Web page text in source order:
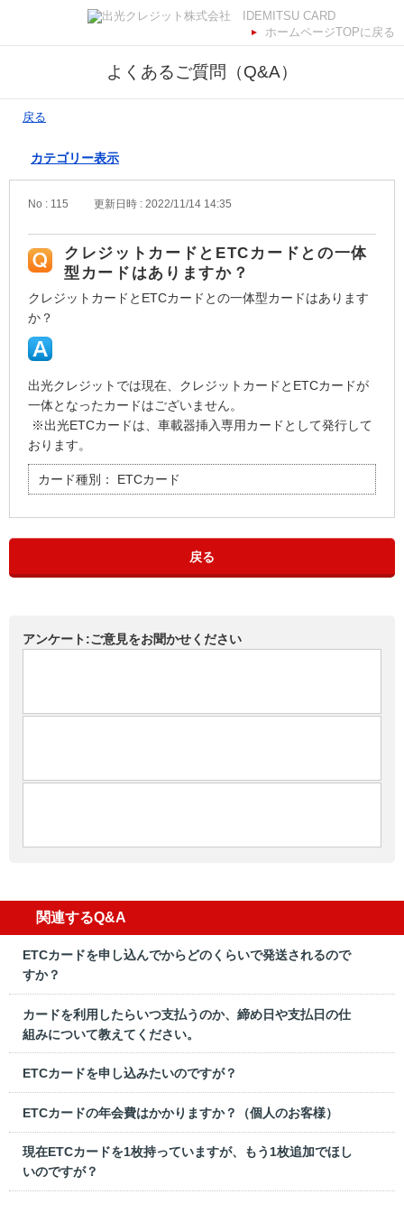
ホームページTOPに戻る
よくあるご質問（Q&A）
戻る
カテゴリー表示
No : 115 更新日時 : 2022/11/14 14:35
クレジットカードとETCカードとの一体
型カードはありますか？
クレジットカードとETCカードとの一体型カードはあります
か？
出光クレジットでは現在、クレジットカードとETCカードが
一体となったカードはございません。
※出光ETCカードは、車載器挿入専用カードとして発行して
おります。
カード種別： ETCカード
戻る
アンケート:ご意見をお聞かせください
関連するQ&A
ETCカードを申し込んでからどのくらいで発送されるので
すか？
カードを利用したらいつ支払うのか、締め日や支払日の仕
組みについて教えてください。
ETCカードを申し込みたいのですが？
ETCカードの年会費はかかりますか？（個人のお客様）
現在ETCカードを1枚持っていますが、もう1枚追加でほし
いのですが？